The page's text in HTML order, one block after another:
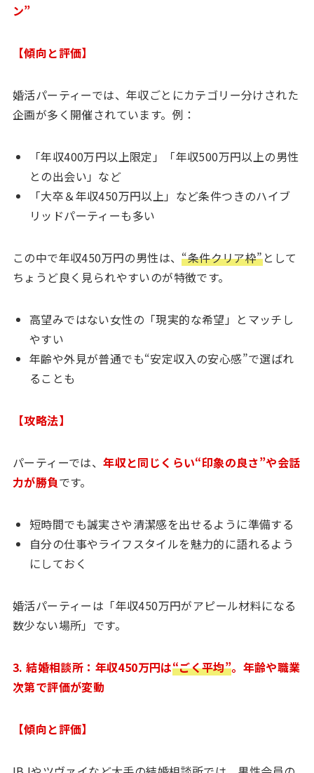
ン”
【傾向と評価】
婚活パーティーでは、年収ごとにカテゴリー分けされた
企画が多く開催されています。例：
「年収400万円以上限定」「年収500万円以上の男性
との出会い」など
「大卒＆年収450万円以上」など条件つきのハイブ
リッドパーティーも多い
この中で年収450万円の男性は、“条件クリア枠”として
ちょうど良く見られやすいのが特徴です。
高望みではない女性の「現実的な希望」とマッチし
やすい
年齢や外見が普通でも“安定収入の安心感”で選ばれ
ることも
【攻略法】
パーティーでは、年収と同じくらい“印象の良さ”や会話
力が勝負です。
短時間でも誠実さや清潔感を出せるように準備する
自分の仕事やライフスタイルを魅力的に語れるよう
にしておく
婚活パーティーは「年収450万円がアピール材料になる
数少ない場所」です。
3. 結婚相談所：年収450万円は“ごく平均”。年齢や職業
次第で評価が変動
【傾向と評価】